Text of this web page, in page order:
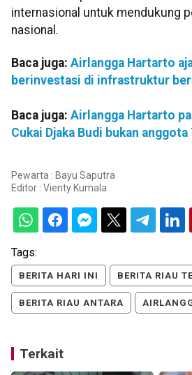
internasional untuk mendukung
nasional.
Baca juga: Airlangga Hartarto
berinvestasi di infrastruktur
Baca juga: Airlangga Hartarto
Cukai Djaka Budi bukan
Pewarta : Bayu Saputra
Editor : Vienty Kumala
Tags:
BERITA HARI INI BERITA RIAU
BERITA RIAU ANTARA
Terkait